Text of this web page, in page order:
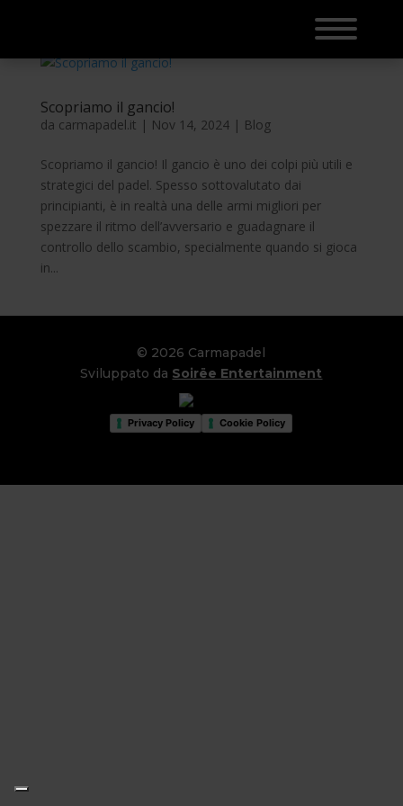
Scopriamo il gancio!
da carmapadel.it | Nov 14, 2024| Blog
Scopriamo il gancio! Il gancio è uno dei colpi più utili e
strategici del padel. Spesso sottovalutato dai
principianti, è in realtà una delle armi migliori per
spezzare il ritmo dell’avversario e guadagnare il
controllo dello scambio, specialmente quando si gioca
in...
© 2026 Carmapadel
Sviluppato da Soirëe Entertainment
Privacy Policy Cookie Policy